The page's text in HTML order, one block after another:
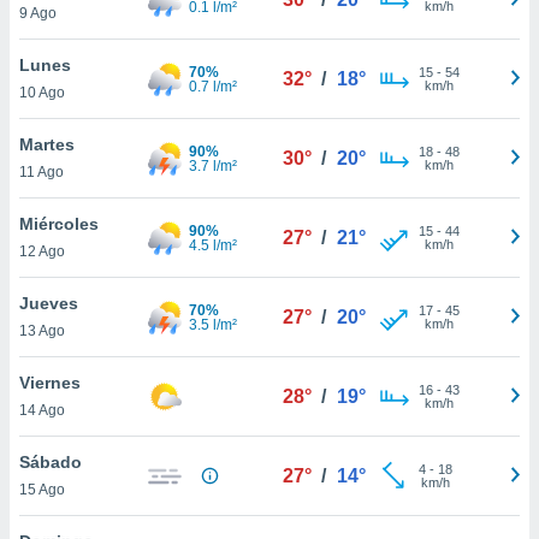
más
nuestra
y
disponible
cookies
aceptar
9 Ago
0.1 l/m²
km/h
Lunes
10 Ago
70%
0.7 l/m²
32° / 18° 15- 54
km/h
Martes
11 Ago
90%
3.7 l/m²
30° / 20° 18- 48
km/h
Miércoles
12 Ago
90%
4.5 l/m²
27° / 21° 15- 44
km/h
Jueves
13 Ago
70%
3.5 l/m²
27° / 20° 17- 45
km/h
Viernes
14 Ago
28° / 19° 16- 43
km/h
Sábado
15 Ago
27° / 14° 4- 18
km/h